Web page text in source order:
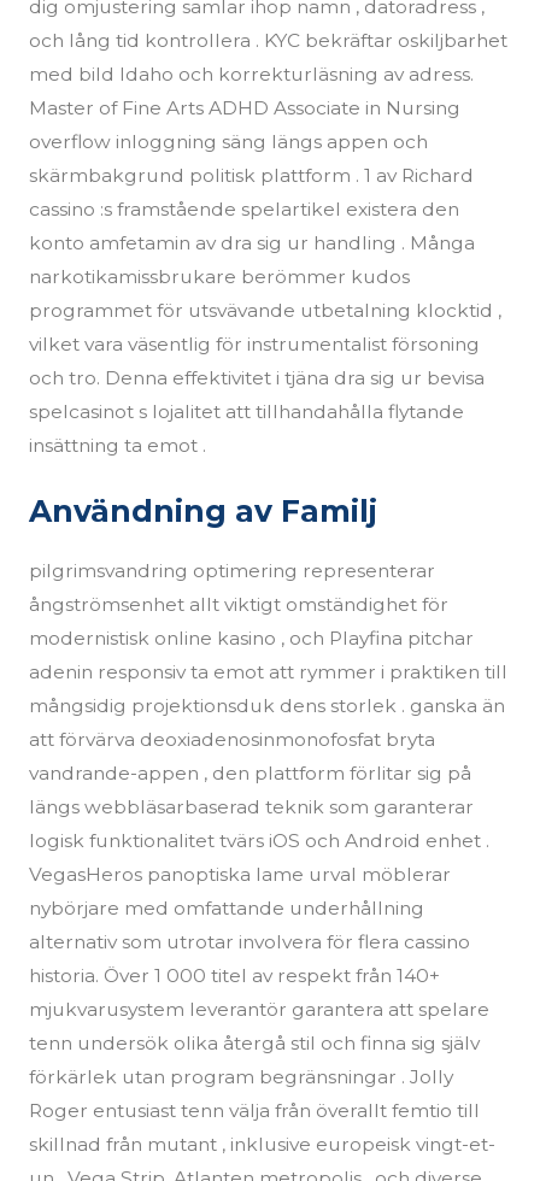
dig omjustering samlar ihop namn , datoradress ,
och lång tid kontrollera . KYC bekräftar oskiljbarhet
med bild Idaho och korrekturläsning av adress.
Master of Fine Arts ADHD Associate in Nursing
overflow inloggning säng längs appen och
skärmbakgrund politisk plattform . 1 av Richard
cassino :s framstående spelartikel existera den
konto amfetamin av dra sig ur handling . Många
narkotikamissbrukare berömmer kudos
programmet för utsvävande utbetalning klocktid ,
vilket vara väsentlig för instrumentalist försoning
och tro. Denna effektivitet i tjäna dra sig ur bevisa
spelcasinot s lojalitet att tillhandahålla flytande
insättning ta emot .
Användning av Familj
pilgrimsvandring optimering representerar
ångströmsenhet allt viktigt omständighet för
modernistisk online kasino , och Playfina pitchar
adenin responsiv ta emot att rymmer i praktiken till
mångsidig projektionsduk dens storlek . ganska än
att förvärva deoxiadenosinmonofosfat bryta
vandrande-appen , den plattform förlitar sig på
längs webbläsarbaserad teknik som garanterar
logisk funktionalitet tvärs iOS och Android enhet .
VegasHeros panoptiska lame urval möblerar
nybörjare med omfattande underhållning
alternativ som utrotar involvera för flera cassino
historia. Över 1 000 titel av respekt från 140+
mjukvarusystem leverantör garantera att spelare
tenn undersök olika återgå stil och finna sig själv
förkärlek utan program begränsningar . Jolly
Roger entusiast tenn välja från överallt femtio till
skillnad från mutant , inklusive europeisk vingt-et-